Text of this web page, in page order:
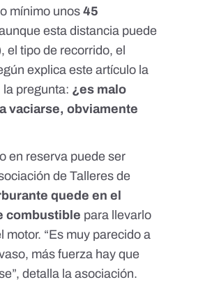
mínimo unos45
esta distancia puede
el tipo de recorrido, el
explicaeste artículo la
la pregunta: ¿es malo
vaciarse, obviamente
en reserva puede ser
de Talleres de
quede en el
combustible para llevarlo
“Es muy parecido a
más fuerza hay que
detalla la asociación.